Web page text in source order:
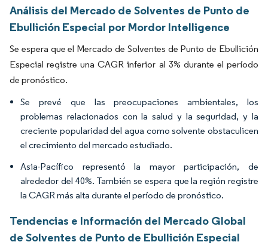
Análisis del Mercado de Solventes de Punto de
Ebullición Especial por Mordor Intelligence
Se espera que el Mercado de Solventes de Punto de Ebullición
Especial registre una CAGR inferior al 3% durante el período
de pronóstico.
Se prevé que las preocupaciones ambientales, los
problemas relacionados con la salud y la seguridad, y la
creciente popularidad del agua como solvente obstaculicen
el crecimiento del mercado estudiado.
Asia-Pacífico representó la mayor participación, de
alrededor del 40%. También se espera que la región registre
la CAGR más alta durante el período de pronóstico.
Tendencias e Información del Mercado Global
de Solventes de Punto de Ebullición Especial